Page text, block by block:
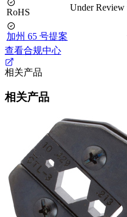
RoHS Under Review
加州 65 号提案
查看合规中心
相关产品
相关产品